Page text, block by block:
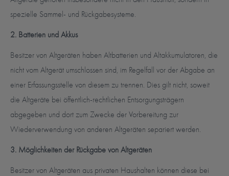
spezielle Sammel- und Rückgabesysteme.
2. Batterien und Akkus
Besitzer von Altgeräten haben Altbatterien und Altakkumulatoren, die
nicht vom Altgerät umschlossen sind, im Regelfall vor der Abgabe an
einer Erfassungsstelle von diesem zu trennen. Dies gilt nicht, soweit
die Altgeräte bei öffentlich-rechtlichen Entsorgungsträgern
abgegeben und dort zum Zwecke der Vorbereitung zur
Wiederverwendung von anderen Altgeräten separiert werden.
3. Möglichkeiten der Rückgabe von Altgeräten
Besitzer von Altgeräten aus privaten Haushalten können diese bei